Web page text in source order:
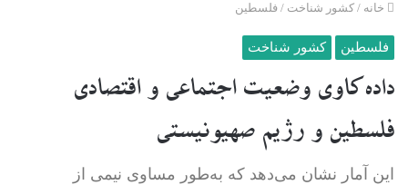
خانه / کشور شناخت / فلسطین
فلسطین کشور شناخت
داده‌کاوی وضعیت اجتماعی و اقتصادی
فلسطین و رژیم صهیونیستی
این آمار نشان می‌دهد که به‌طور مساوی نیمی از